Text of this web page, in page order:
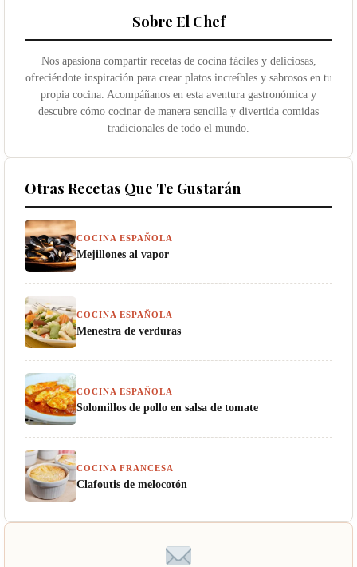
Sobre El Chef
Nos apasiona compartir recetas de cocina fáciles y deliciosas,
ofreciéndote inspiración para crear platos increíbles y sabrosos en tu
propia cocina. Acompáñanos en esta aventura gastronómica y
descubre cómo cocinar de manera sencilla y divertida comidas
tradicionales de todo el mundo.
Otras Recetas Que Te Gustarán
COCINA ESPAÑOLA
Mejillones al vapor
COCINA ESPAÑOLA
Menestra de verduras
COCINA ESPAÑOLA
Solomillos de pollo en salsa de tomate
COCINA FRANCESA
Clafoutis de melocotón